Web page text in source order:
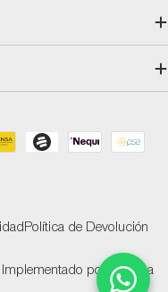
Implementado por Ventana
Política de Devolución